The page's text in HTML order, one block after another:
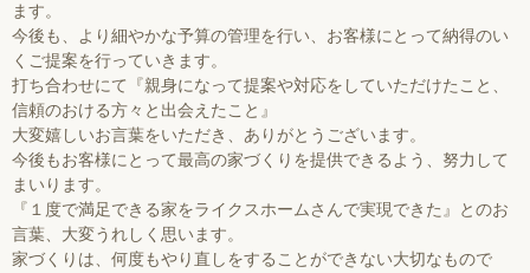
ます。
今後も、より細やかな予算の管理を行い、お客様にとって納得のい
くご提案を行っていきます。
打ち合わせにて『親身になって提案や対応をしていただけたこと、
信頼のおける方々と出会えたこと』
大変嬉しいお言葉をいただき、ありがとうございます。
今後もお客様にとって最高の家づくりを提供できるよう、努力して
まいります。
『１度で満足できる家をライクスホームさんで実現できた』とのお
言葉、大変うれしく思います。
家づくりは、何度もやり直しをすることができない大切なもので